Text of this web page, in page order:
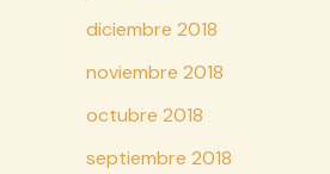
diciembre 2018
noviembre 2018
octubre 2018
septiembre 2018